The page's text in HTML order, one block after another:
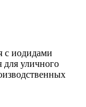
с иодидами
для уличного